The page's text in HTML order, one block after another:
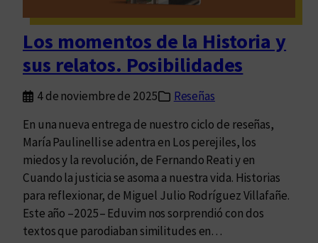
m
u
n
d
o
o
s
i
b
l
e
q
a
,
e
t
e
n
a
Los momentos de la Historia y
sus relatos. Posibilidades
4 de noviembre de 2025
Reseñas
En una nueva entrega de nuestro ciclo de reseñas,
María Paulinelli se adentra en Los perejiles, los
miedos y la revolución, de Fernando Reati y en
Cuando la justicia se asoma a nuestra vida. Historias
para reflexionar, de Miguel Julio Rodríguez Villafañe.
Este año –2025– Eduvim nos sorprendió con dos
textos que parodiaban similitudes en…